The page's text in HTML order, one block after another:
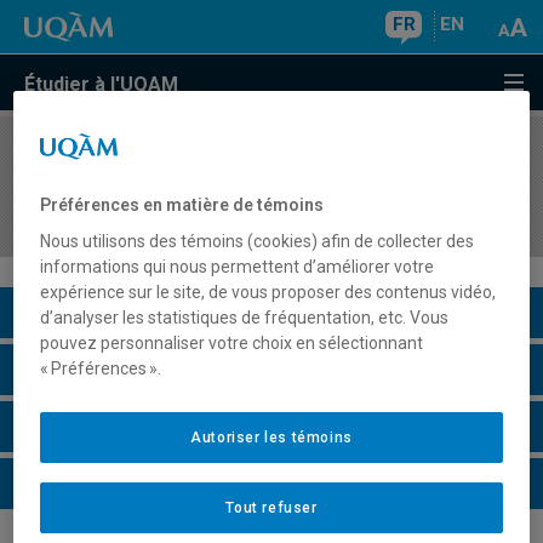
FR EN
Étudier à l'UQAM
COURS//
contemporain: XIXe et XXe siècles
Description du cours
Horaire - Été 2026
Horaire - Automne 2026
Horaire - Hiver 2027
Préférences en matière de témoins
Nous utilisons des témoins (cookies) afin de collecter des
informations qui nous permettent d’améliorer votre
expérience sur le site, de vous proposer des contenus vidéo,
d’analyser les statistiques de fréquentation, etc. Vous
pouvez personnaliser votre choix en sélectionnant
« Préférences ».
Tout refuser
Autoriser les témoins